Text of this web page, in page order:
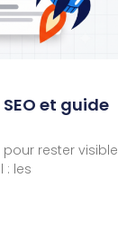
et guide
rester visible
: les